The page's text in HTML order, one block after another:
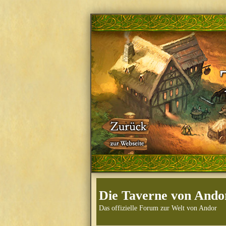
Die Taverne von
Das offizielle Forum zur Welt von Andor